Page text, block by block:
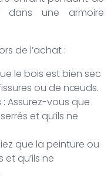
dans une armoire
de l’achat :
le bois est bien sec
ou de nœuds.
Assurez-vous que
et qu’ils ne
que la peinture ou
qu’ils ne